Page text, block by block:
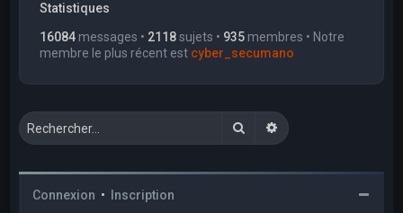
Statistiques
16084 messages • 2118sujets • 935 membres • Notre
membre le plus récent est cyber_secumano
RechercherRecherche avancée
Connexion • Inscription